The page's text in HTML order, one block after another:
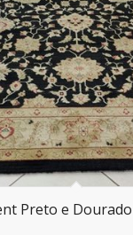
Preto e Dourado